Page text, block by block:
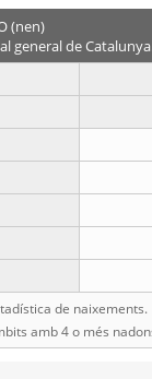
(nen)
general de
de naixements.
amb 4 o més